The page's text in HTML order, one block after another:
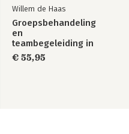
Willem de Haas
Groepsbehandeling
en
teambegeleiding in
de zorg
€ 55,95